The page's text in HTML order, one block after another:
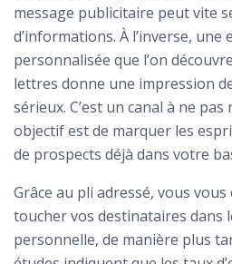
message publicitaire peut vite
d’informations. À l’inverse, une
personnalisée que l’on
lettres donne une impression
sérieux. C’est un canal à ne
objectif est de marquer les
de prospects déjà dans votre
Grâce au pli adressé, vous
toucher vos destinataires dans
personnelle, de manière plus